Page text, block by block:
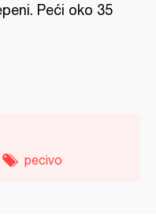
Peći oko 35
pecivo